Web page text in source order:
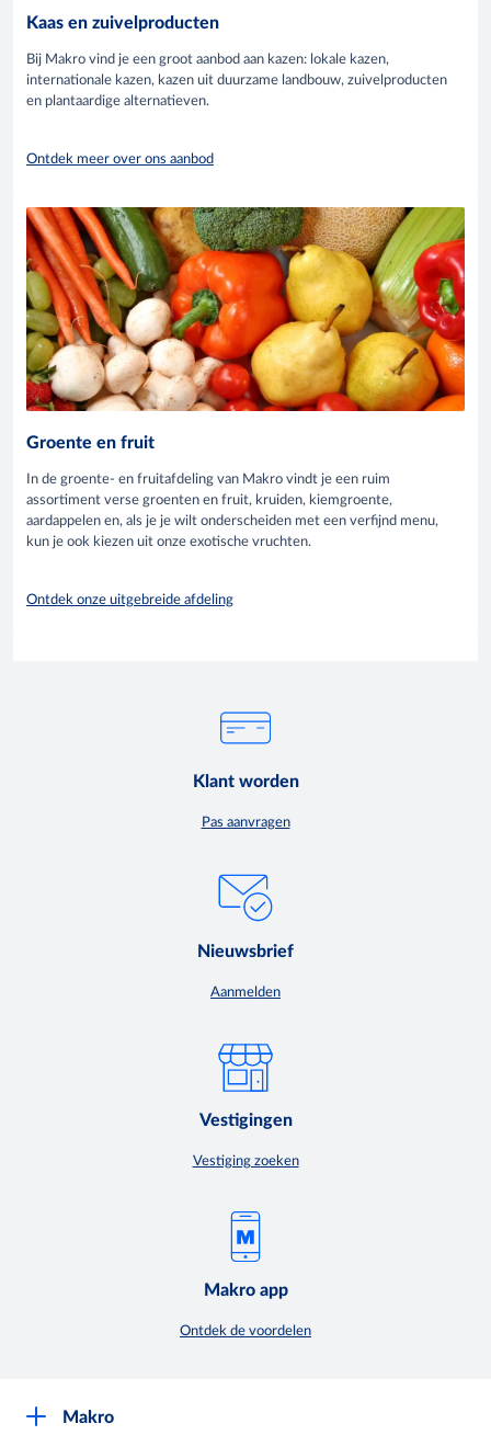
Kaas en zuivelproducten
Bij Makro vind je een groot aanbod aan kazen: lokale kazen,
internationale kazen, kazen uit duurzame landbouw, zuivelproducten
en plantaardige alternatieven.
Ontdek meer over ons aanbod
Groente en fruit
In de groente- en fruitafdeling van Makro vindt je een ruim
assortiment verse groenten en fruit, kruiden, kiemgroente,
aardappelen en, als je je wilt onderscheiden met een verfijnd menu,
kun je ook kiezen uit onze exotische vruchten.
Ontdek onze uitgebreide afdeling
Klant worden
Pas aanvragen
Nieuwsbrief
Aanmelden
Vestigingen
Vestiging zoeken
Makro app
Ontdek de voordelen
Makro